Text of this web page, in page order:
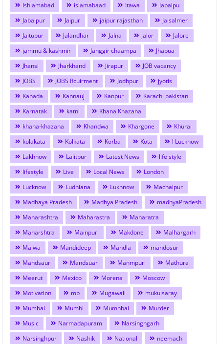
Ishlamabad
islamabaad Itawa
Jabalpu
Jabalpur
Jaipur jaipur rajasthan
Jaisalmer
Jaitupur
Jalandhar Jalna jalor
Jalore
jammu & kashmir
Janggir chaampa
Jhabua
Jhansi
Jharkhand Jirapur
JOB vacancy
JOBS
JOBS Rcuirment Jodhpur
jyotis
Kanada
Kannauj Kanpur
Karachi pakistan
Karnatak
katni
Khana Khazana
khana-khazana
Khandwa Khargone
Khurai
kolakata
Kolkata Korba Kota
l Lucknow
Lakhnow
Lalitpur Latest News
life style
lifestyle
Live Local News
London
Lucknow
Ludhiana Lukhnow
Machalpur
Madhaya Pradesh
Madhya Pradesh
madhyaPradesh
Maharashtra
Maharastra
Maharatra
Maharshtra
Mainpuri Makdone
Malhargarh
Malwa
Mandideep Mandla
mandosur
Mandsaur
Mandsuar Manmpuri
Mathura
Meerut
Mexico Morena
Moscow
Motivation
mp Mugawali
mukulsaray
Mumbai
Mumbi Mumnbai
Murder
Music
Narmadapuram
Narsinghgarh
Narsinghpur
Nashik National
neemach